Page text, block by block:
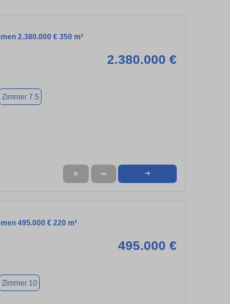
2.380.000 € 350 m²
2.380.000 €
Zimmer 7.5
★ ➦ ➜
495.000 € 220 m²
495.000 €
Zimmer 10